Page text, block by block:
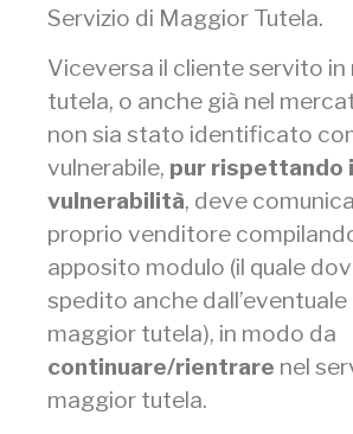
Servizio di Maggior Tutela.
Viceversa il cliente servito
tutela, o anche già nel
non sia stato identificato
vulnerabile, pur rispettando
vulnerabilità, deve
proprio venditore
apposito modulo (il quale
spedito anche
maggior tutela), in modo da
continuare/rientrare nel
maggior tutela.